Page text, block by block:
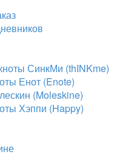
СинкМи (thINKme)
Енот (Enote)
(Moleskine)
Хэппи (Happy)